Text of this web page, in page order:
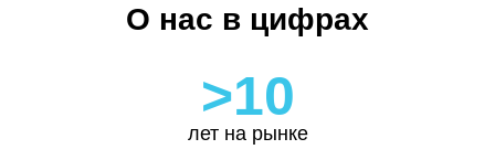
О нас в цифрах
>10
лет на рынке